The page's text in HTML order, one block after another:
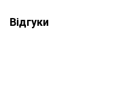
Відгуки